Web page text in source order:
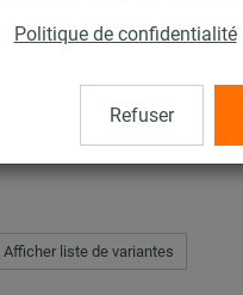
Politique de confidentialité
Refuser
Afficher liste de variantes